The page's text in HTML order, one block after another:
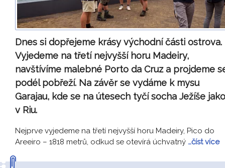
Dnes si dopřejeme krásy východní části ostrova.
Vyjedeme na třetí nejvyšší horu Madeiry,
navštívíme malebné Porto da Cruz a projdeme
podél pobřeží. Na závěr se vydáme k mysu
Garajau, kde se na útesech tyčí socha Ježíše jako
v Riu.
Nejprve vyjedeme na třetí nejvyšší horu Madeiry, Pico do
Areeiro – 1818 metrů, odkud se otevírá úchvatný …číst více